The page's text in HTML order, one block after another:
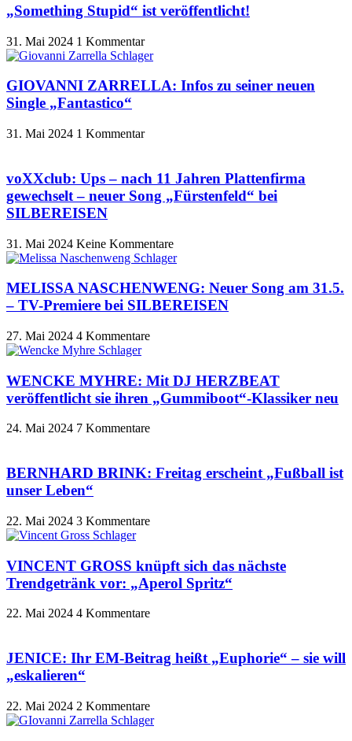
„Something Stupid“ ist veröffentlicht!
31. Mai 2024 1 Kommentar
GIOVANNI ZARRELLA: Infos zu seiner neuen
Single „Fantastico“
31. Mai 2024 1 Kommentar
voXXclub: Ups – nach 11 Jahren Plattenfirma
gewechselt – neuer Song „Fürstenfeld“ bei
SILBEREISEN
31. Mai 2024 Keine Kommentare
MELISSA NASCHENWENG: Neuer Song am 31.5.
– TV-Premiere bei SILBEREISEN
27. Mai 2024 4 Kommentare
WENCKE MYHRE: Mit DJ HERZBEAT
veröffentlicht sie ihren „Gummiboot“-Klassiker neu
24. Mai 2024 7 Kommentare
BERNHARD BRINK: Freitag erscheint „Fußball ist
unser Leben“
22. Mai 2024 3 Kommentare
VINCENT GROSS knüpft sich das nächste
Trendgetränk vor: „Aperol Spritz“
22. Mai 2024 4 Kommentare
JENICE: Ihr EM-Beitrag heißt „Euphorie“ – sie will
„eskalieren“
22. Mai 2024 2 Kommentare